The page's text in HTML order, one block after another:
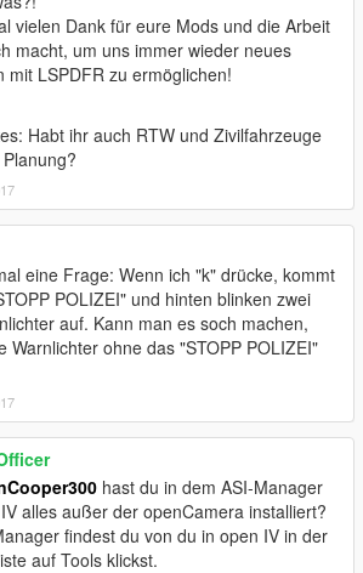
vielen Dank für eure Mods und die Arbeit
macht, um uns immer wieder neues
mit LSPDFR zu ermöglichen!
Habt ihr auch RTW und Zivilfahrzeuge
eine Frage: Wenn ich "k" drücke, kommt
POLIZEI" und hinten blinken zwei
auf. Kann man es soch machen,
Warnlichter ohne das "STOPP POLIZEI"
hast du in dem ASI-Manager
alles außer der openCamera installiert?
findest du von du in open IV in der
auf Tools klickst.